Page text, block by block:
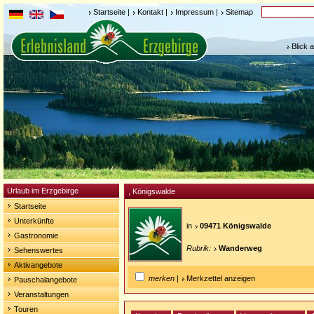
Startseite | Kontakt | Impressum | Sitemap
Blick
Urlaub im Erzgebirge
Startseite
Unterkünfte
Gastronomie
Sehenswertes
Aktivangebote
Pauschalangebote
Veranstaltungen
Touren
, Königswalde
in 09471 Königswalde
Rubrik: Wanderweg
merken | Merkzettel anzeigen